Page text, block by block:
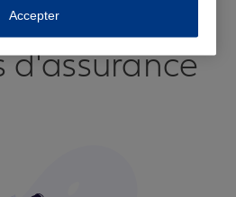
nos
d'assurance
Accepter